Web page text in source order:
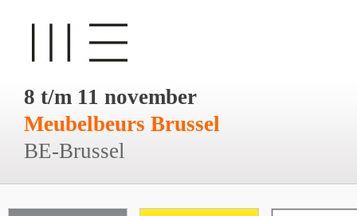
8 t/m 11 november
Meubelbeurs Brussel
BE-Brussel